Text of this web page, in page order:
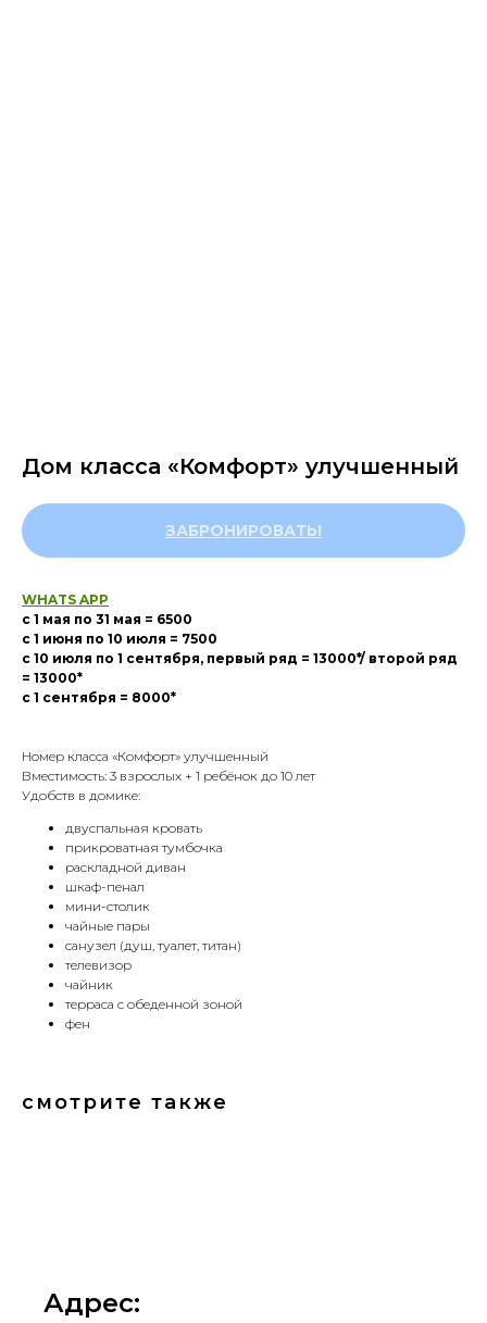
Дом класса «Комфорт» улучшенный
ЗАБРОНИРОВАТЬ!
WHATS APP
с 1 мая по 31 мая = 6500
с 1 июня по 10 июля = 7500
с 10 июля по 1 сентября, первый ряд = 13000*/ второй ряд
= 13000*
с 1 сентября = 8000*
Номер класса «Комфорт» улучшенный
Вместимость: 3 взрослых + 1 ребёнок до 10 лет
Удобств в домике:
двуспальная кровать
прикроватная тумбочка
раскладной диван
шкаф-пенал
мини-столик
чайные пары
санузел (душ, туалет, титан)
телевизор
чайник
терраса с обеденной зоной
фен
смотрите также
Адрес: